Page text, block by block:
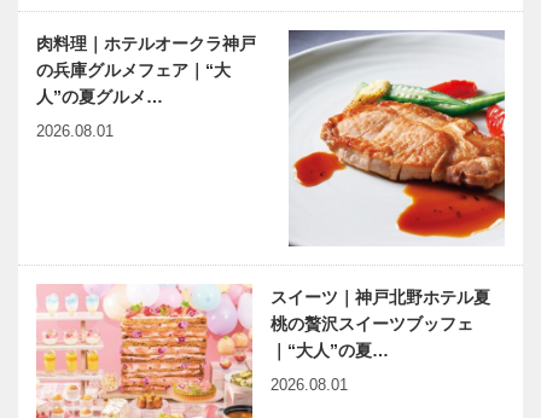
肉料理｜ホテルオークラ神戸
の兵庫グルメフェア｜“大
人”の夏グルメ…
2026.08.01
スイーツ｜神戸北野ホテル夏
桃の贅沢スイーツブッフェ
｜“大人”の夏…
2026.08.01